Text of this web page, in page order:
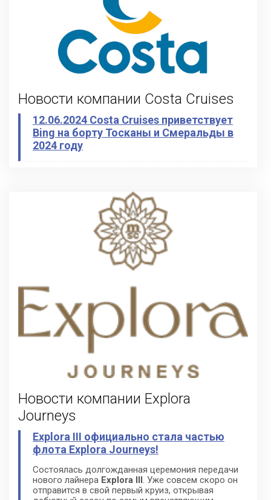
Новости компании Costa Cruises
12.06.2024 Costa Cruises приветствует
Bing на борту Тосканы и Смеральды в
2024 году
Новости компании Explora
Journeys
Explora III официально стала частью
флота Explora Journeys!
Состоялась долгожданная церемония передачи
нового лайнера Explora III. Уже совсем скоро он
отправится в свой первый круиз, открывая